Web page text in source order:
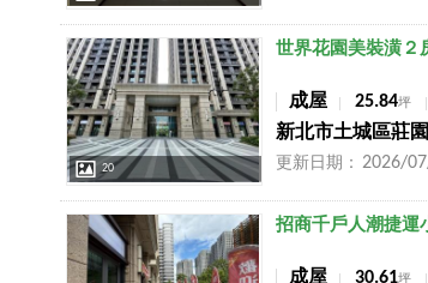
店長推薦
20
世界花園美裝潢２
成屋 25.84坪
新北市土城區莊
更新日期： 2026/
店長推薦 招商千戶人潮捷運
成屋 30.61坪